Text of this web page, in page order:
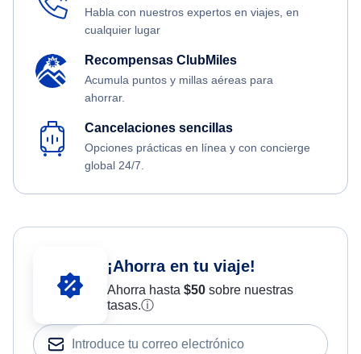
Habla con nuestros expertos en viajes, en
cualquier lugar
Recompensas ClubMiles
Acumula puntos y millas aéreas para
ahorrar.
Cancelaciones sencillas
Opciones prácticas en línea y con concierge
global 24/7.
¡Ahorra en tu viaje!
Ahorra hasta $50sobre nuestras
tasas.ⓘ